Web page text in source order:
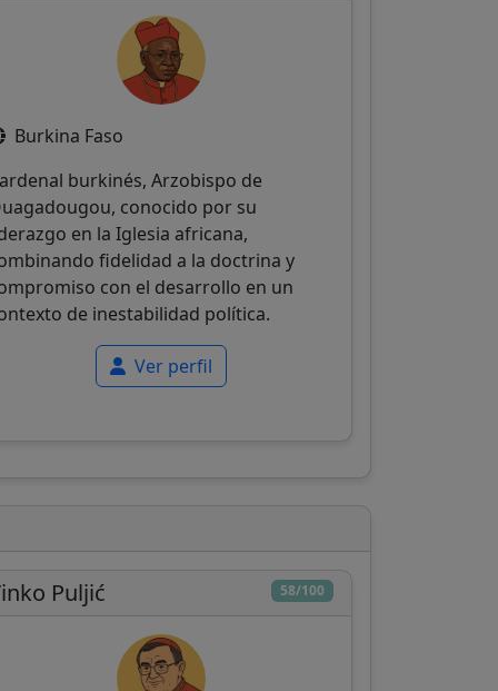
Burkina Faso
burkinés, Arzobispo de
conocido por su
en la Iglesia africana,
fidelidad a la doctrina y
con el desarrollo en un
de inestabilidad política.
Ver perfil
58/100
Puljić